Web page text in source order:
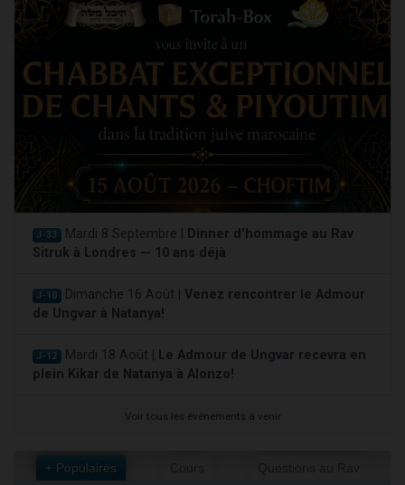
J-33 Mardi 8 Septembre |
Dinner d'hommage au Rav
Sitruk à Londres — 10 ans déjà
J-10 Dimanche 16 Août | Venez rencontrer le Admour
de Ungvar à Natanya!
J-12 Mardi 18 Août |
Le Admour de Ungvar recevra en
plein Kikar de Natanya à Alonzo!
Voir tous les événements à venir
+ Populaires